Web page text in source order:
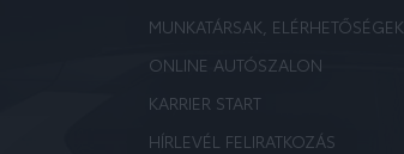
MUNKATÁRSAK, ELÉRHETŐSÉGEK
ONLINE AUTÓSZALON
KARRIER START
HÍRLEVÉL FELIRATKOZÁS